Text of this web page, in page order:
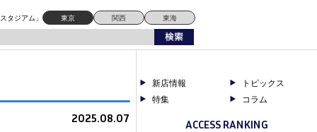
タジアム」 東京 関西 東海
2025.08.07
新店情報
トピックス
特集
コラム
ACCESS RANKING